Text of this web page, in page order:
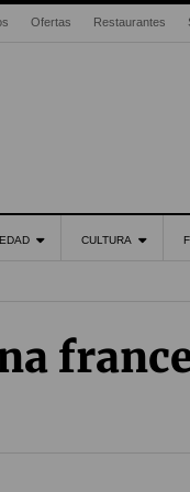
Ofertas Restaurantes
CULTURA